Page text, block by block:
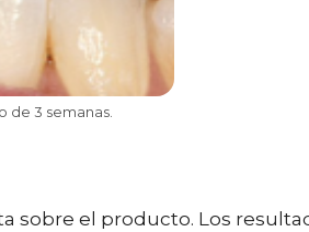
de 3 semanas.
el producto. Los